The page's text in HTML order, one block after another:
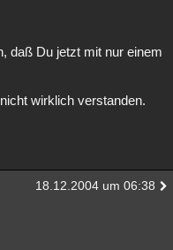
daß Du jetzt mit nur einem
wirklich verstanden.
18.12.2004 um 06:38